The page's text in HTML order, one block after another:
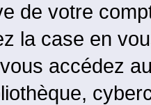
de votre
la case en
accédez